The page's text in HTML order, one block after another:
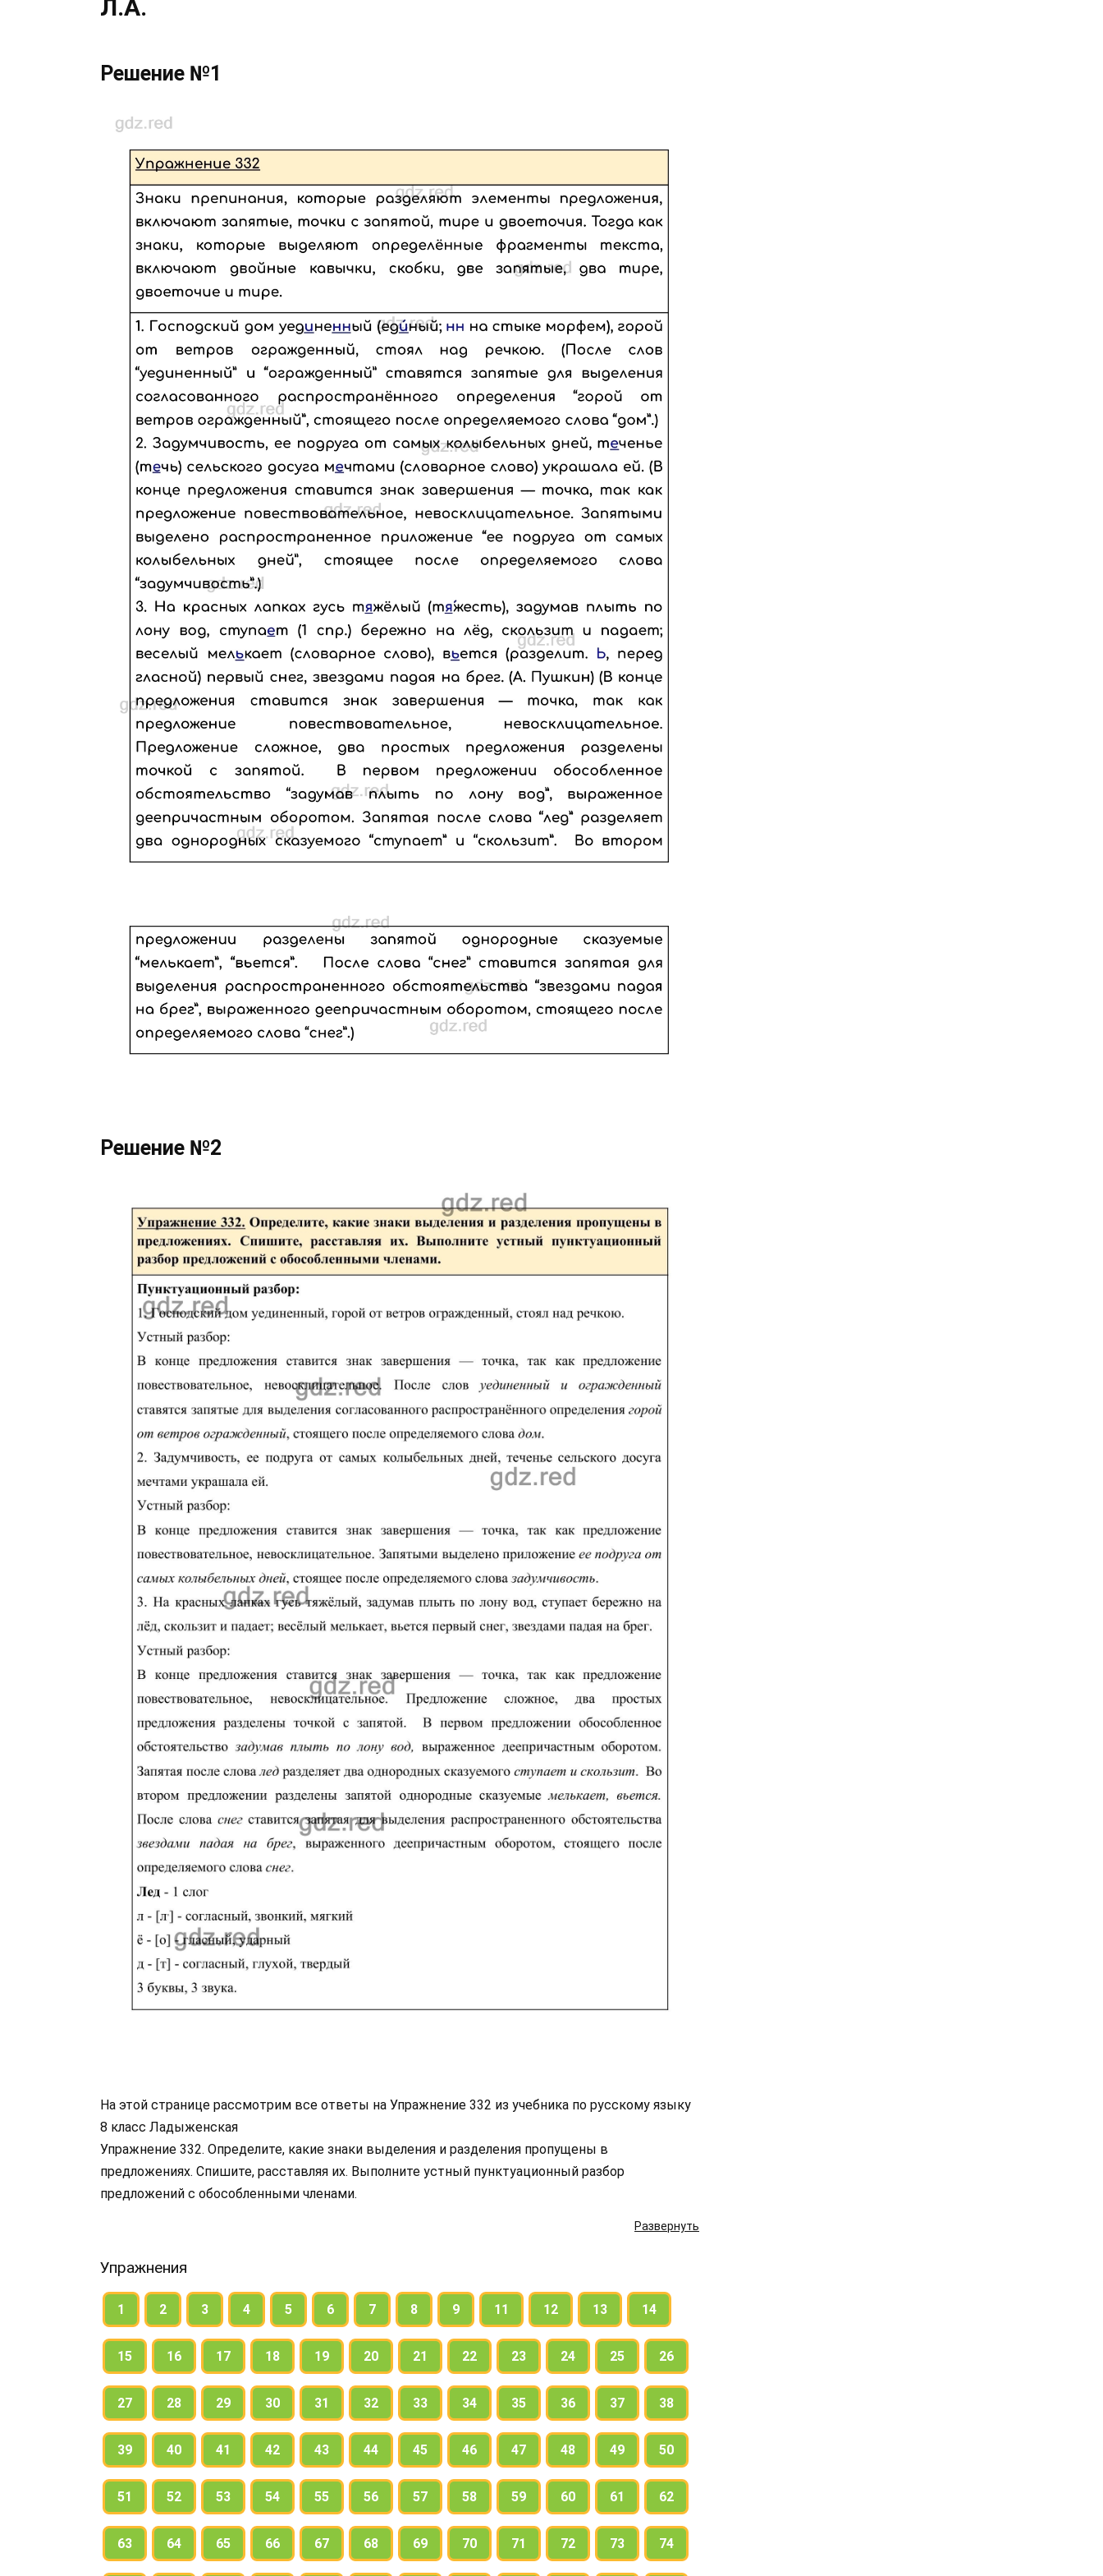
Л.А.
Решение №1
Решение №2
Развернуть
На этой странице рассмотрим все ответы на Упражнение 332 из учебника по русскому языку
8 класс Ладыженская
Упражнение 332. Определите, какие знаки выделения и разделения пропущены в
предложениях. Спишите, расставляя их. Выполните устный пунктуационный разбор
предложений с обособленными членами.
Упражнения
1 2 3 4 5 6 7 8 9 11 12 13 14
15 16 17 18 19 20 21 22 23 24 25 26
27 28 29 30 31 32 33 34 35 36 37 38
39 40 41 42 43 44 45 46 47 48 49 50
51 52 53 54 55 56 57 58 59 60 61 62
63 64 65 66 67 68 69 70 71 72 73 74